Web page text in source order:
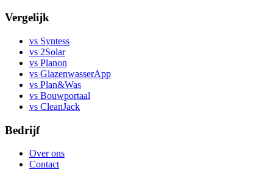
Vergelijk
vs Syntess
vs 2Solar
vs Planon
vs GlazenwasserApp
vs Plan&Was
vs Bouwportaal
vs CleanJack
Bedrijf
Over ons
Contact